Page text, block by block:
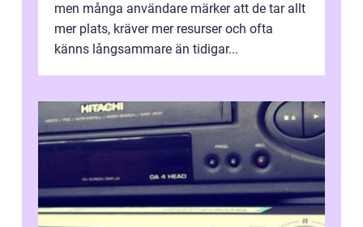
men många användare märker att de tar allt
mer plats, kräver mer resurser och ofta
känns långsammare än tidigar...